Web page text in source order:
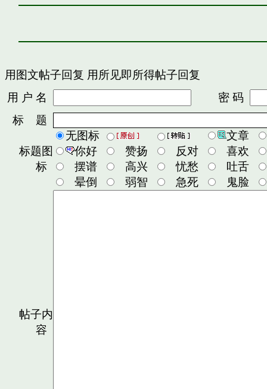
用图文帖子回复 用所见即所得帖子回复
用 户 名
密 码
标 题
标题图
标
无图标
文章
你好
赞扬 反对
喜欢
摆谱
高兴 忧愁
吐舌
晕倒
弱智 急死 鬼脸
帖子内
容